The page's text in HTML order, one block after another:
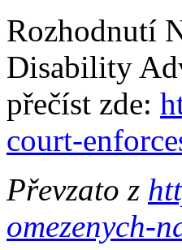
Rozhodnutí
Disability
přečíst zde:
court-
Převzato z
omezenych-